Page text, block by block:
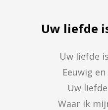
Uw liefde
Uw liefde
Eeuwig
Uw
Waar ik